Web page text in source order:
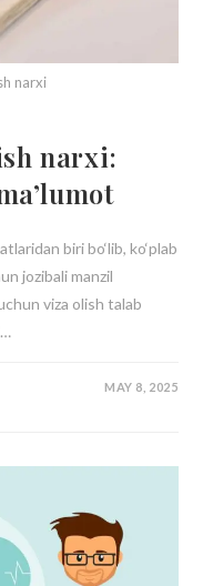
narxi
narxi:
biri bo‘lib, ko‘plab
jozibali manzil
viza olish talab
MAY 8, 2025